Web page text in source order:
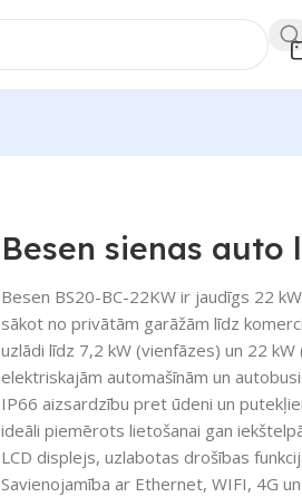
Besen sienas auto
Besen BS20-BC-22KW ir jaudīgs 22
sākot no privātām garāžām līdz
uzlādi līdz 7,2 kW (vienfāzes) un 22
elektriskajām automašīnām un
IP66 aizsardzību pret ūdeni un
ideāli piemērots lietošanai gan
LCD displejs, uzlabotas drošības
Savienojamība ar Ethernet, WIFI, 4G